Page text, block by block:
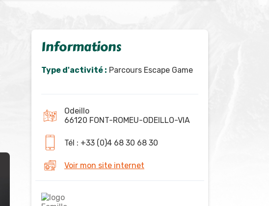
Informations
Type d'activité : Parcours Escape Game
Odeillo
66120 FONT-ROMEU-ODEILLO-VIA
Tél : +33 (0)4 68 30 68 30
Voir mon site internet